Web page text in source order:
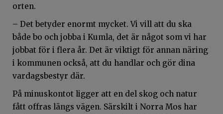
orten.
– Det betyder enormt mycket. Vi vill att du ska
både bo och jobba i Kumla, det är något som vi har
jobbat för i flera år. Det är viktigt för annan näring
i kommunen också, att du handlar och gör dina
vardagsbestyr där.
På minuskontot ligger att en del skog och natur
fått offras längs vägen. Särskilt i Norra Mos har